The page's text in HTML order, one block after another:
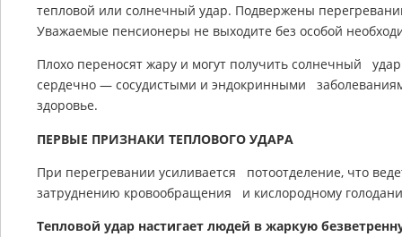
тепловой или солнечный удар. Подвержены
Уважаемые пенсионеры не выходите без особой
Плохо переносят жару и могут получить солнечный
сердечно — сосудистыми и эндокринными
здоровье.
ПЕРВЫЕ ПРИЗНАКИ ТЕПЛОВОГО УДАРА
При перегревании усиливается потоотделение, что
затруднению кровообращения и кислородному
Тепловой удар настигает людей в жаркую